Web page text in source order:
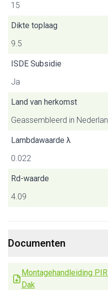
15
Dikte toplaag
9.5
ISDE Subsidie
Ja
Land van herkomst
Geassembleerd in
Lambdawaarde λ
0.022
Rd-waarde
4.09
Documenten
Montagehandleiding
Dak